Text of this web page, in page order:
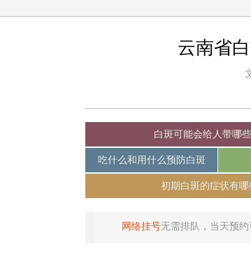
云南省
白斑可能会给人带哪
吃什么和用什么预防白斑
初期白斑的症状有哪
网络挂号无需排队，当天预